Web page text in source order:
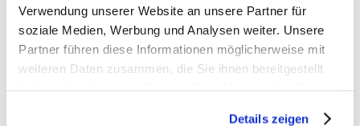
Verwendung unserer Website an unsere Partner für
soziale Medien, Werbung und Analysen weiter. Unsere
Partner führen diese Informationen möglicherweise mit
weiteren Daten zusammen, die Sie ihnen bereitgestellt
Details zeigen